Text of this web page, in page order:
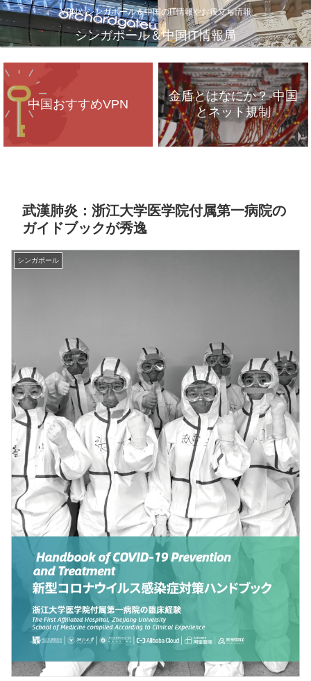
VPNやシンガポール＆中国のIT情報やお役立ち情報
シンガポール＆中国IT情報局
中国おすすめVPN
金盾とはなにか？-中国
とネット規制
武漢肺炎：浙江大学医学院付属第一病院の
ガイドブックが秀逸
シンガポール